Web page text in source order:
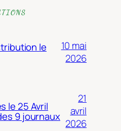
le
10 mai
2026
le 25 Avril
9 journaux
21
avril
2026